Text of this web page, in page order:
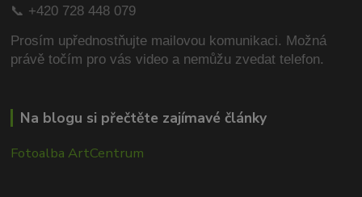
📞 +420 728 448 079
Prosím upřednostňujte mailovou komunikaci. Možná
právě točím pro vás video a nemůžu zvedat telefon.
Na blogu si přečtěte zajímavé články
Fotoalba ArtCentrum